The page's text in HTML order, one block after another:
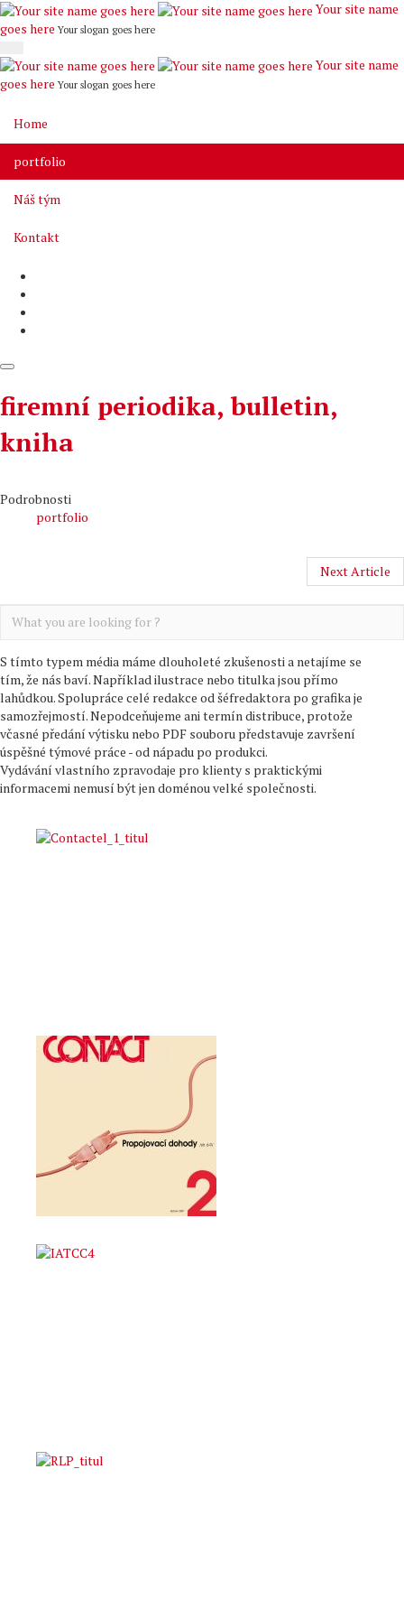
Your site name
goes here Your slogan goes here
Your site name
goes here Your slogan goes here
Home
portfolio
Náš tým
Kontakt
firemní periodika, bulletin,
kniha
Podrobnosti
portfolio
Next Article
S tímto typem média máme dlouholeté zkušenosti a netajíme se
tím, že nás baví. Například ilustrace nebo titulka jsou přímo
lahůdkou. Spolupráce celé redakce od šéfredaktora po grafika je
samozřejmostí. Nepodceňujeme ani termín distribuce, protože
včasné předání výtisku nebo PDF souboru představuje završení
úspěšné týmové práce - od nápadu po produkci.
Vydávání vlastního zpravodaje pro klienty s praktickými
informacemi nemusí být jen doménou velké společnosti.